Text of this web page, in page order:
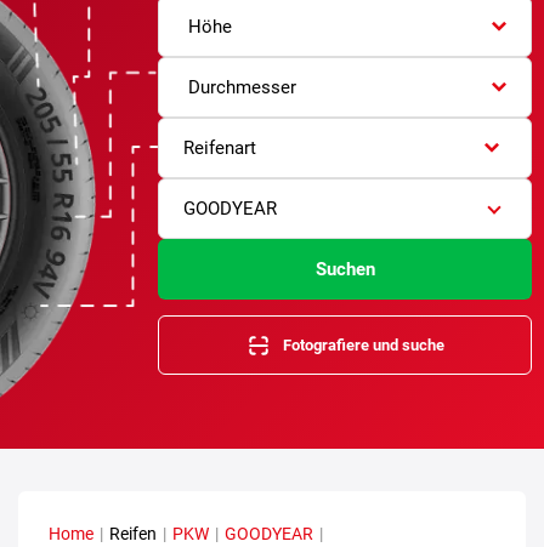
Höhe
Durchmesser
Reifenart
GOODYEAR
Suchen
Fotografiere und suche
Home | Reifen | PKW | GOODYEAR |